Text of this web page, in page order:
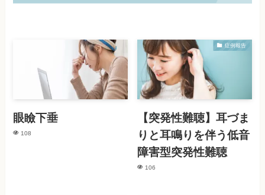
眼瞼下垂
108
症例報告
【突発性難聴】耳づま
りと耳鳴りを伴う低音
障害型突発性難聴
106